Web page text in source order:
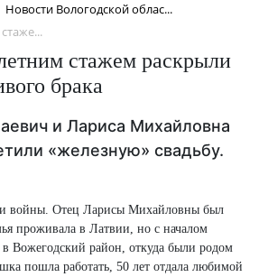
Новости Вологодской облас...
стажем раскрыли
брака
и Лариса Михайловна
«железную» свадьбу.
войны. Отец Ларисы Михайловны был
проживала в Латвии, но с началом
Вожегодский район, откуда были родом
пошла работать, 50 лет отдала любимой